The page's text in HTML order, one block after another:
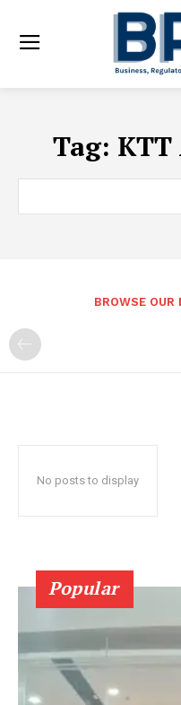
Tag: KTT
BROWSE OUR
No posts to display
Popular